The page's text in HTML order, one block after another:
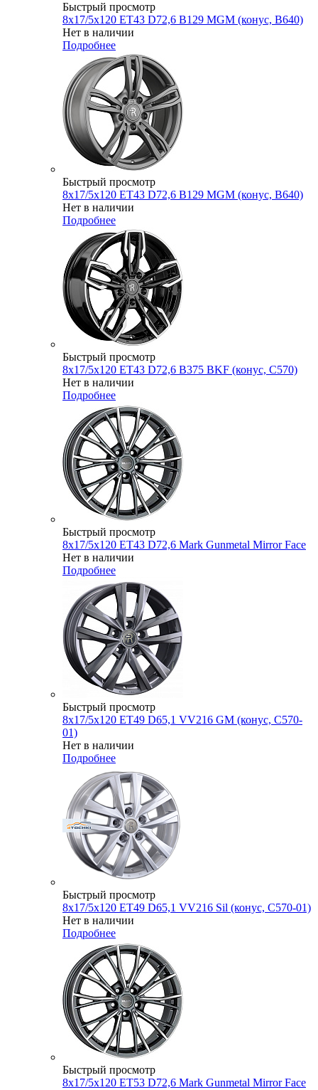
Быстрый просмотр
8x17/5x120 ET43 D72,6 B129 MGM (конус, B640)
Нет в наличии
Подробнее
Быстрый просмотр
8x17/5x120 ET43 D72,6 B129 MGM (конус, B640)
Нет в наличии
Подробнее
Быстрый просмотр
8x17/5x120 ET43 D72,6 B375 BKF (конус, C570)
Нет в наличии
Подробнее
Быстрый просмотр
8x17/5x120 ET43 D72,6 Mark Gunmetal Mirror Face
Нет в наличии
Подробнее
Быстрый просмотр
8x17/5x120 ET49 D65,1 VV216 GM (конус, C570-
01)
Нет в наличии
Подробнее
Быстрый просмотр
8x17/5x120 ET49 D65,1 VV216 Sil (конус, C570-01)
Нет в наличии
Подробнее
Быстрый просмотр
8x17/5x120 ET53 D72,6 Mark Gunmetal Mirror Face